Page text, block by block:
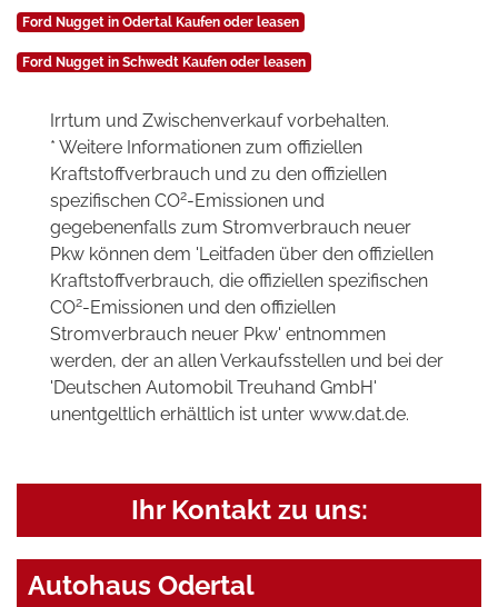
Ford Nugget in Odertal Kaufen oder leasen
Ford Nugget in Schwedt Kaufen oder leasen
Irrtum und Zwischenverkauf vorbehalten.
* Weitere Informationen zum offiziellen
Kraftstoffverbrauch und zu den offiziellen
spezifischen CO2-Emissionen und
gegebenenfalls zum Stromverbrauch neuer
Pkw können dem 'Leitfaden über den offiziellen
Kraftstoffverbrauch, die offiziellen spezifischen
CO2-Emissionen und den offiziellen
Stromverbrauch neuer Pkw' entnommen
werden, der an allen Verkaufsstellen und bei der
'Deutschen Automobil Treuhand GmbH'
unentgeltlich erhältlich ist unter www.dat.de.
Ihr Kontakt zu uns:
Autohaus Odertal